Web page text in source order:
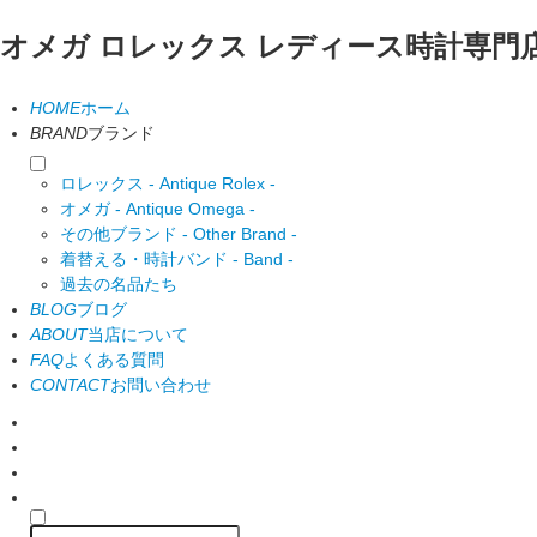
オメガ ロレックス レディース時計専門
HOMEホーム
BRANDブランド
ロレックス - Antique Rolex -
オメガ - Antique Omega -
その他ブランド - Other Brand -
着替える・時計バンド - Band -
過去の名品たち
BLOGブログ
ABOUT当店について
FAQよくある質問
CONTACTお問い合わせ